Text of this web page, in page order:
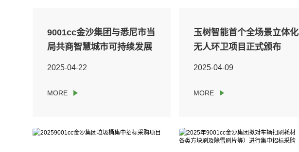
9001cc金沙集团与悉尼市当
局共商智慧城市可持续发展
2025-04-22
玉树智能首个全场景立体化
无人环卫项目正式颁布
2025-04-09